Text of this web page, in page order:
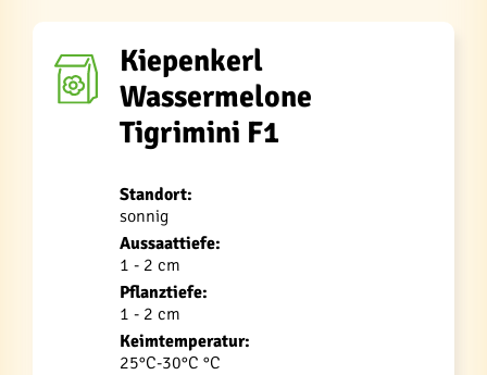
Kiepenkerl
Wassermelone
Tigrimini F1
Standort:
sonnig
Aussaattiefe:
1 - 2 cm
Pflanztiefe:
1 - 2 cm
Keimtemperatur:
25°C-30°C °C